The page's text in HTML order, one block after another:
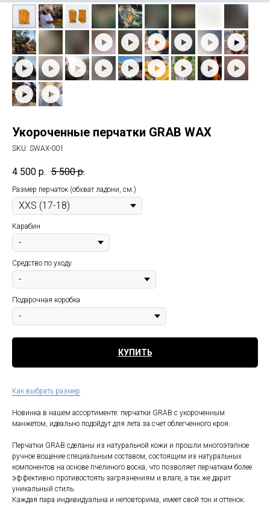
Укороченные перчатки GRAB WAX
SKU: SWAX-001
4 500 р. 5 500 р.
Размер перчаток (обхват ладони, см.)
Карабин
Средство по уходу
Подарочная коробка
КУПИТЬ
Как выбрать размер
Новинка в нашем ассортименте: перчатки GRAB с укороченным
манжетом, идеально подойдут для лета за счет облегченного кроя.
Перчатки GRAB сделаны из натуральной кожи и прошли многоэтапное
ручное вощение специальным составом, состоящим из натуральных
компонентов на основе пчелиного воска, что позволяет перчаткам более
эффективно противостоять загрязнениям и влаге, а так же дарит
уникальный стиль.
Каждая пара индивидуальна и неповторима, имеет свой тон и оттенок.